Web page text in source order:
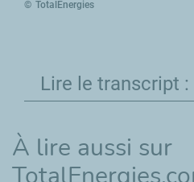
TotalEnergies
Lire le transcript :
À lire aussi sur